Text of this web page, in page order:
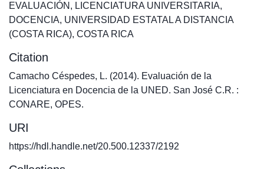
EVALUACIÓN , LICENCIATURA UNIVERSITARIA,
DOCENCIA, UNIVERSIDAD ESTATAL A DISTANCIA
(COSTA RICA), COSTA RICA
Citation
Camacho Céspedes, L. (2014). Evaluación de la
Licenciatura en Docencia de la UNED. San José C.R. :
CONARE, OPES.
URI
https://hdl.handle.net/20.500.12337/2192